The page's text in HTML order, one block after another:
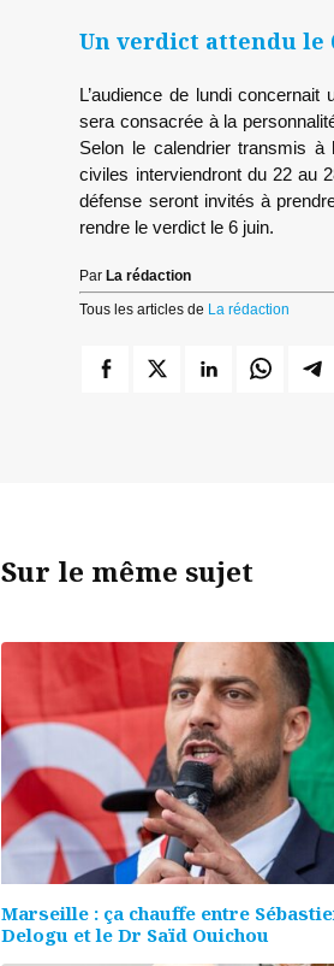
Un verdict attendu le
L’audience de lundi
sera consacrée à la
Selon le calendrier transmis à
civiles interviendront du 22 au
défense seront invités à
rendre le verdict le 6 juin.
Par La rédaction
Tous les articles de La rédaction
Sur le même sujet
Marseille : ça chauffe entre
Delogu et le Dr Saïd Ouichou